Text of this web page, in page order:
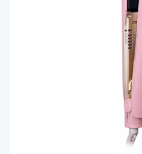
ストレートヘアアイロン
初心者のためのストレー
ストレートアイロンを効
そのほかのヘアアイロン
次に読むべきヘアアイロ